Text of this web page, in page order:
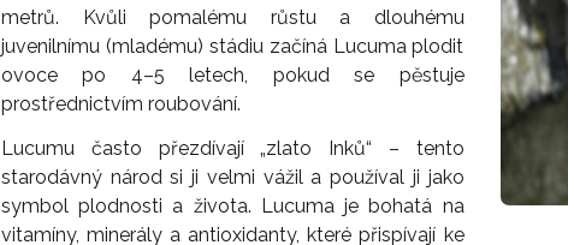
metrů. Kvůli pomalému růstu a dlouhému
juvenilnímu (mladému) stádiu začíná Lucuma plodit
ovoce po 4–5 letech, pokud se pěstuje
prostřednictvím roubování.
Lucumu často přezdívají „zlato Inků“ – tento
starodávný národ si ji velmi vážil a používal ji jako
symbol plodnosti a života. Lucuma je bohatá na
vitamíny, minerály a antioxidanty, které přispívají ke